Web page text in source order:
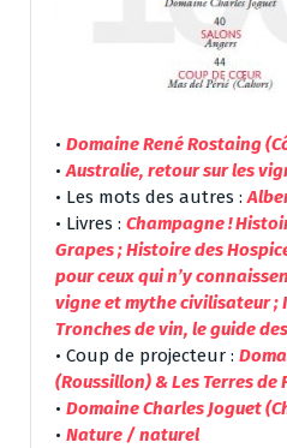
• Domaine René Rostaing
•Australie, retour sur les
• Les mots des autres :
• Livres : Champagne !
Grapes ; Histoire des
pour ceux qui n’y
vigne et mythe civilisateur ;
Tronches de vin, le guide
• Coup de projecteur :
(Roussillon) & Les Terres de
• Domaine Charles Joguet
• Nature / naturel